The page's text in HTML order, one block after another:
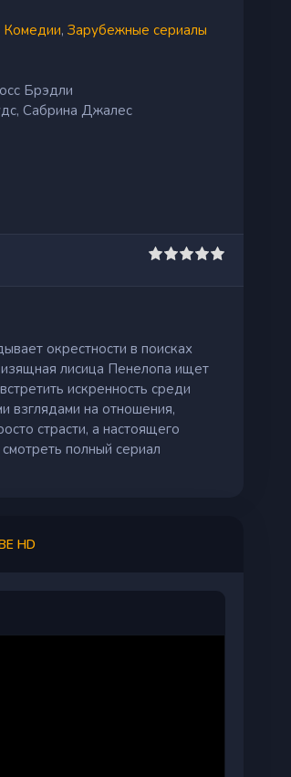
Комедии, Зарубежные сериалы
Брэдли
Сабрина Джалес
окрестности в поисках
лисица Пенелопа ищет
искренность среди
взглядами на отношения,
страсти, а настоящего
полный сериал
HD